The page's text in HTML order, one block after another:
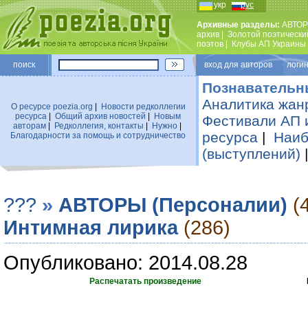
укр рус
Архивные разделы:
архив
Золотой
поэтов
Клубы АП Украины
поиск вход для авторов
О ресурсе poezia.org
Новости редколлегии
ресурса
Общий архив новостей
Новым
авторам| Редколлегия, контакты Нужно|
Благодарности за помощь и сотрудничество
Аналитика
Фестивали АП
ресурса |
(выступлений)
??? » АВТОРЫ (Персоналии)
Интимная лирика (286)
Опубликовано: 2014.08.28
Распечатать произведение